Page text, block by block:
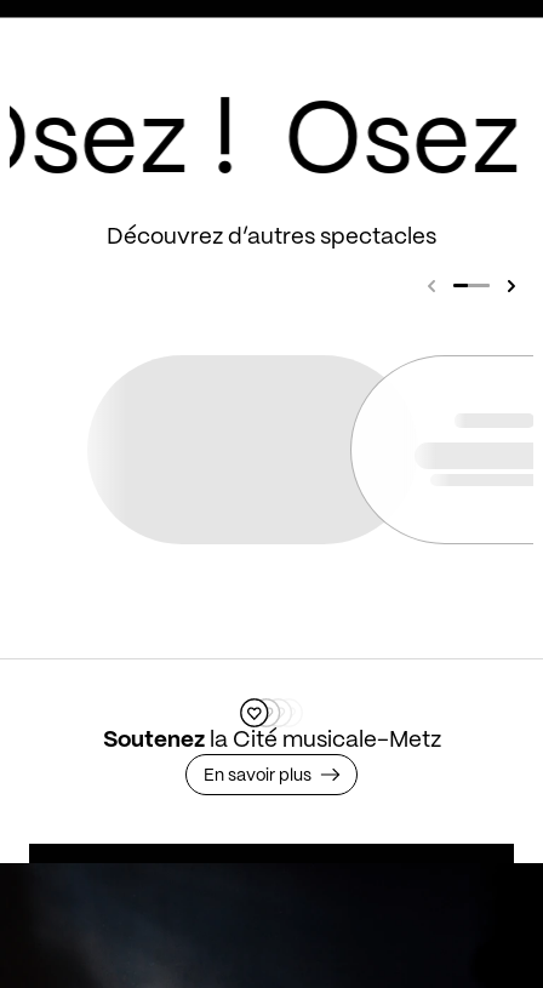
!
Découvrez d’autres spectacles
Soutenezla Cité musicale-Metz
En savoir plus